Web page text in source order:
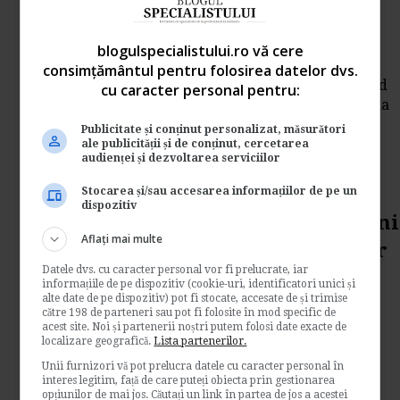
deGabriela Chirazof
Guvernul a stabilit prin hotarare ca incepand
cu data de 1 octombrie 2008, pentru perioada
01...
Legislatia muncii
Mamicile de tripleti si gemeni
pot obtine indemnizatii doar
in instanta
deMass-media
Hotararea Curtii de Apel Alba, prin care o
mamica de tripleti primea dreptul la
indemnizatii...
blogulspecialistului.ro vă cere
consimțământul pentru folosirea datelor dvs.
cu caracter personal pentru:
Publicitate și conținut personalizat, măsurători
ale publicității și de conținut, cercetarea
audienței și dezvoltarea serviciilor
Stocarea și/sau accesarea informațiilor de pe un
dispozitiv
Aflați mai multe
Datele dvs. cu caracter personal vor fi prelucrate, iar
informațiile de pe dispozitiv (cookie-uri, identificatori unici și
alte date de pe dispozitiv) pot fi stocate, accesate de și trimise
către 198 de parteneri sau pot fi folosite în mod specific de
acest site. Noi și partenerii noștri putem folosi date exacte de
localizare geografică.Lista partenerilor.
Unii furnizori vă pot prelucra datele cu caracter personal în
interes legitim, față de care puteți obiecta prin gestionarea
opțiunilor de mai jos. Căutați un link în partea de jos a acestei